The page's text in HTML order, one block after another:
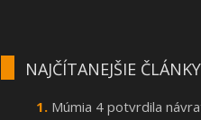
NAJČÍTANEJŠIE
Múmia 4 potvrdila